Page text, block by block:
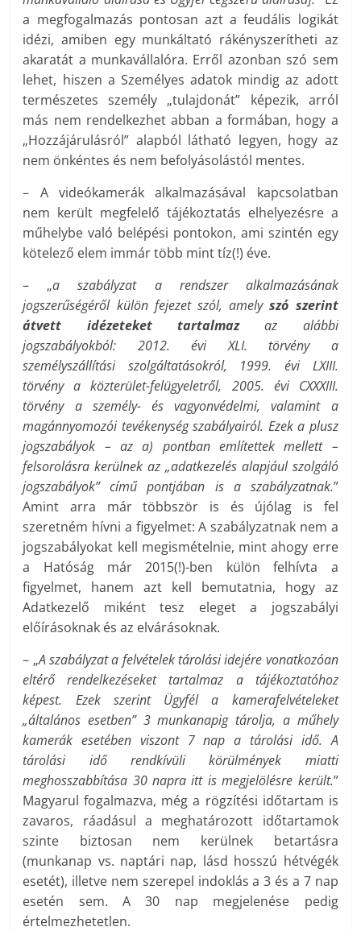
a megfogalmazás pontosan azt a feudális logikát
idézi, amiben egy munkáltató rákényszerítheti az
akaratát a munkavállalóra. Erről azonban szó sem
lehet, hiszen a Személyes adatok mindig az adott
természetes személy „tulajdonát” képezik, arról
más nem rendelkezhet abban a formában, hogy a
„Hozzájárulásról” alapból látható legyen, hogy az
nem önkéntes és nem befolyásolástól mentes.
– A videókamerák alkalmazásával kapcsolatban
nem került megfelelő tájékoztatás elhelyezésre a
műhelybe való belépési pontokon, ami szintén egy
kötelező elem immár több mint tíz(!) éve.
– „a szabályzat a rendszer alkalmazásának
jogszerűségéről külön fejezet szól, amelyszó szerint
átvett idézeteket tartalmazaz alábbi
jogszabályokból: 2012. évi XLI. törvény a
személyszállítási szolgáltatásokról, 1999. évi LXIII.
törvény a közterület-felügyeletről, 2005. évi CXXXIII.
törvény a személy- és vagyonvédelmi, valamint a
magánnyomozói tevékenység szabályairól. Ezek a plusz
jogszabályok – az a) pontban említettek mellett –
felsorolásra kerülnek az „adatkezelés alapjául szolgáló
jogszabályok” című pontjában is a szabályzatnak.”
Amint arra már többször is és újólag is fel
szeretném hívni a figyelmet: A szabályzatnak nem a
jogszabályokat kell megismételnie, mint ahogy erre
a Hatóság már 2015(!)-ben külön felhívta a
figyelmet, hanem azt kell bemutatnia, hogy az
Adatkezelő miként tesz eleget a jogszabályi
előírásoknak és az elvárásoknak.
– „A szabályzat a felvételek tárolási idejére vonatkozóan
eltérő rendelkezéseket tartalmaz a tájékoztatóhoz
képest. Ezek szerint Ügyfél a kamerafelvételeket
„általános esetben” 3 munkanapig tárolja, a műhely
kamerák esetében viszont 7 nap a tárolási idő. A
tárolási idő rendkívüli körülmények miatti
meghosszabbítása 30 napra itt is megjelölésre került.”
Magyarul fogalmazva, még a rögzítési időtartam is
zavaros, ráadásul a meghatározott időtartamok
szinte biztosan nem kerülnek betartásra
(munkanap vs. naptári nap, lásd hosszú hétvégék
esetét), illetve nem szerepel indoklás a 3 és a 7 nap
esetén sem. A 30 nap megjelenése pedig
értelmezhetetlen.